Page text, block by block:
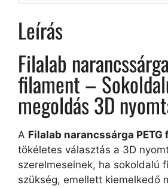
Leírás
Filalab
filament –
megoldás 3D
A Filalab narancssárga PETG
tökéletes választás a 3D
szerelmeseinek, ha sokoldalú
szükség, emellett kiemelkedő